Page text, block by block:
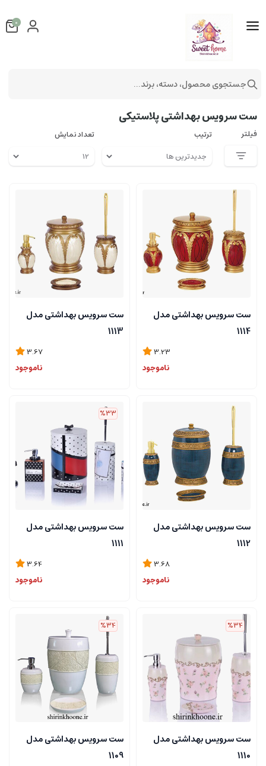
ست سرویس بهداشتی پلاستیکی
فیلتر ترتیب تعداد نمایش
ست سرویس بهداشتی مدل
1114
3.23
ناموجود
ست سرویس بهداشتی مدل
1113
3.67
ناموجود
ست سرویس بهداشتی مدل
1112
3.68
ناموجود
%33
ست سرویس بهداشتی مدل
1111
3.64
ناموجود
%34
ست سرویس بهداشتی مدل
1110
%34
ست سرویس بهداشتی مدل
1109
0
جستجوی محصول، دسته، برند...